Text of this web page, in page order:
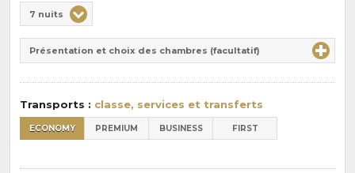
de
pension
:
Durée
7 nuits
Présentation et choix des chambres (facultatif)
Transports : classe, services et transferts
ECONOMY PREMIUM BUSINESS FIRST